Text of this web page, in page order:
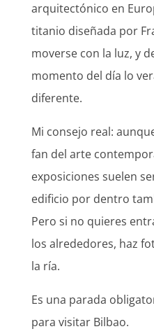
arquitectónico en
titanio diseñada por
moverse con la luz, y
momento del día lo
diferente.
Mi consejo real:
fan del arte
exposiciones suelen
edificio por dentro
Pero si no quieres
los alrededores, haz
la ría.
Es una parada
para visitar Bilbao.